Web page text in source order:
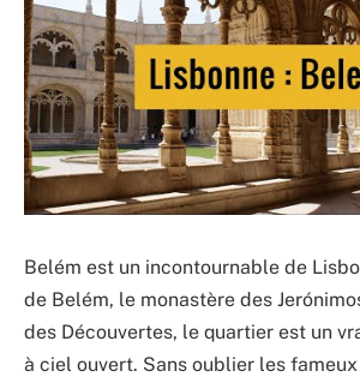
Belém est un incontournable de
de Belém, le monastère des
des Découvertes, le quartier est un
à ciel ouvert. Sans oublier les